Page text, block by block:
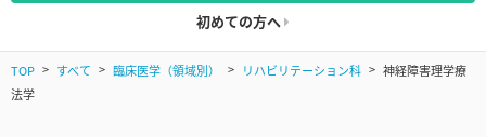
初めての方へ
TOP すべて 臨床医学（領域別） リハビリテーション科
神経障害理学療
法学